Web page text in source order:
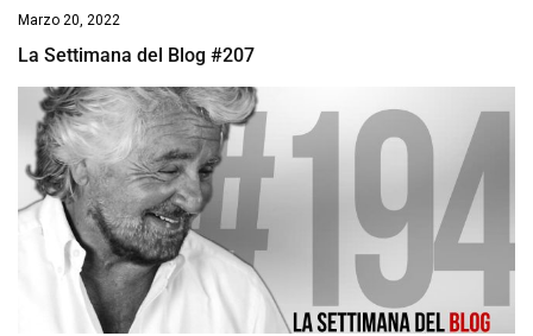
Marzo 20, 2022
La Settimana del Blog #207